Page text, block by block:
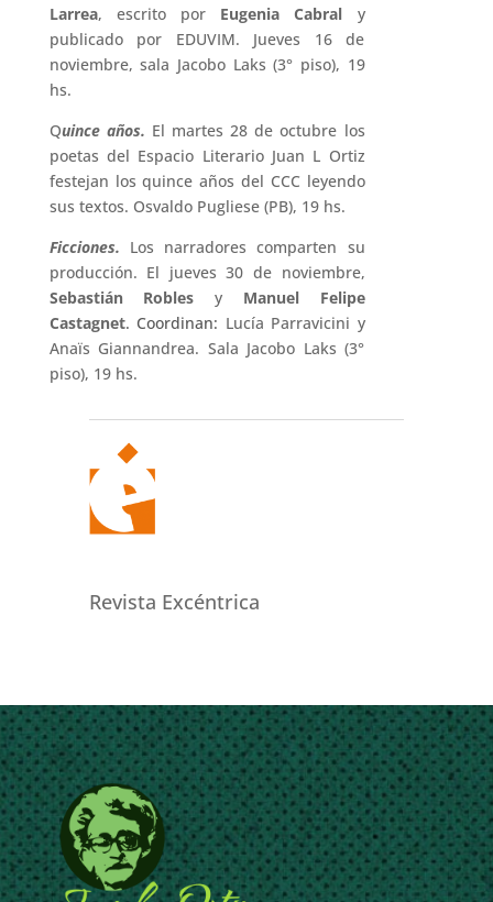
Larrea, escrito por Eugenia Cabral y
publicado por EDUVIM. Jueves 16 de
noviembre, sala Jacobo Laks (3° piso), 19
hs.
Quince años. El martes 28 de octubre los
poetas del Espacio Literario Juan L Ortiz
festejan los quince años del CCC leyendo
sus textos. Osvaldo Pugliese (PB), 19 hs.
Ficciones. Los narradores comparten su
producción. El jueves 30 de noviembre,
Sebastián Robles y Manuel Felipe
Castagnet. Coordinan: Lucía Parravicini y
Anaïs Giannandrea. Sala Jacobo Laks (3°
piso), 19 hs.
Revista Excéntrica